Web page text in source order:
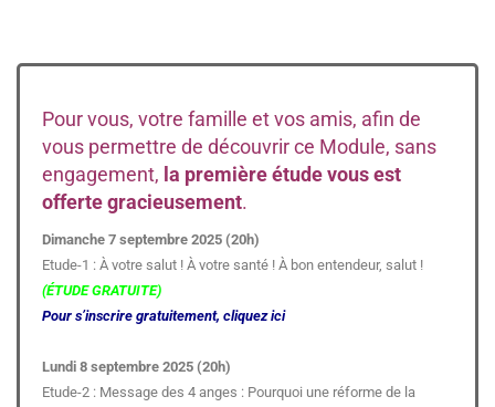
Pour vous, votre famille et vos amis, afin de
vous permettre de découvrir ce Module, sans
engagement, la première étude vous est
offerte gracieusement.
Dimanche 7 septembre 2025 (20h)
Etude-1 : À votre salut ! À votre santé ! À bon entendeur, salut !
(ÉTUDE GRATUITE)
Pour s’inscrire gratuitement, cliquez ici
Lundi 8 septembre 2025 (20h)
Etude-2 : Message des 4 anges : Pourquoi une réforme de la